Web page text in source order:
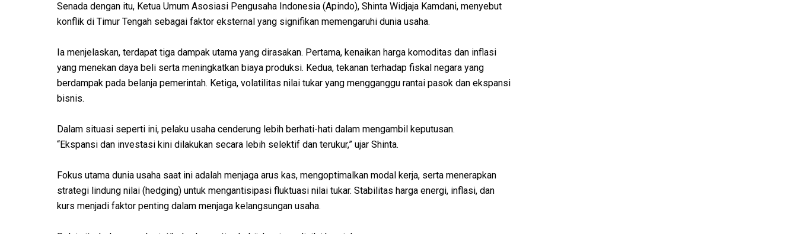
Senada dengan itu, Ketua Umum Asosiasi Pengusaha Indonesia (Apindo), Shinta Widjaja Kamdani, menyebut
konflik di Timur Tengah sebagai faktor eksternal yang signifikan memengaruhi dunia usaha.
Ia menjelaskan, terdapat tiga dampak utama yang dirasakan. Pertama, kenaikan harga komoditas dan inflasi
yang menekan daya beli serta meningkatkan biaya produksi. Kedua, tekanan terhadap fiskal negara yang
berdampak pada belanja pemerintah. Ketiga, volatilitas nilai tukar yang mengganggu rantai pasok dan ekspansi
bisnis.
Dalam situasi seperti ini, pelaku usaha cenderung lebih berhati-hati dalam mengambil keputusan.
“Ekspansi dan investasi kini dilakukan secara lebih selektif dan terukur,” ujar Shinta.
Fokus utama dunia usaha saat ini adalah menjaga arus kas, mengoptimalkan modal kerja, serta menerapkan
strategi lindung nilai (hedging) untuk mengantisipasi fluktuasi nilai tukar. Stabilitas harga energi, inflasi, dan
kurs menjadi faktor penting dalam menjaga kelangsungan usaha.